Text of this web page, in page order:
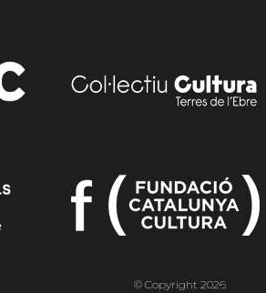
© Copyright 2026